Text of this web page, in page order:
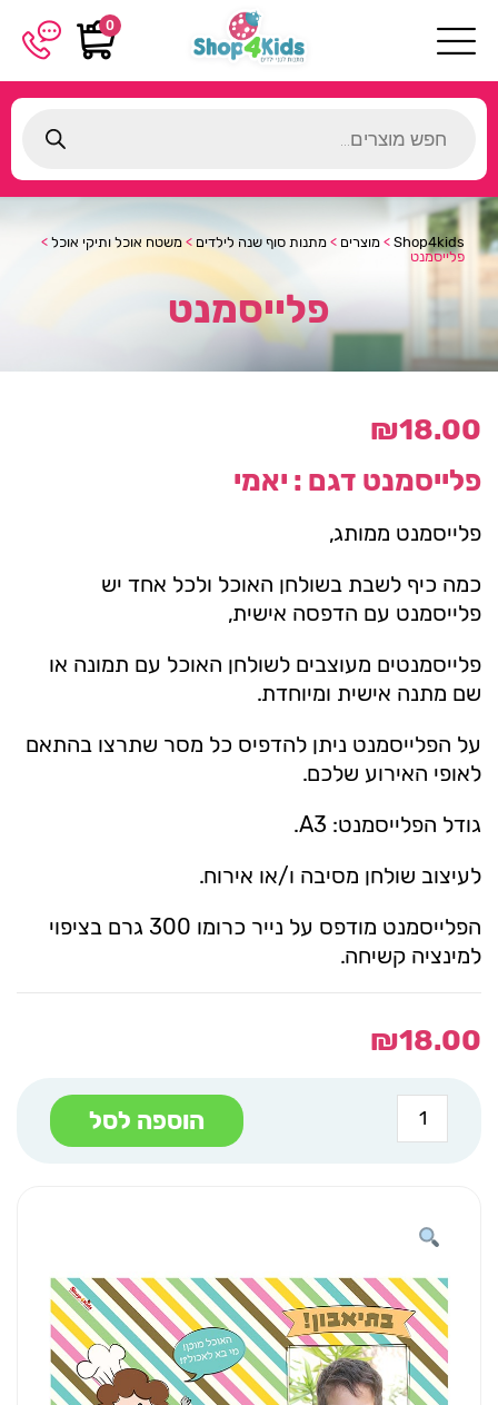
0
search
Shop4kids
> מוצרים > מתנות סוף שנה לילדים > משטח אוכל ותיקי אוכל >
פלייסמנט
פלייסמנט
₪18.00
פלייסמנט דגם : יאמי
פלייסמנט ממותג,
כמה כיף לשבת בשולחן האוכל ולכל אחד יש
פלייסמנט עם הדפסה אישית,
פלייסמנטים מעוצבים לשולחן האוכל עם תמונה או
שם מתנה אישית ומיוחדת.
על הפלייסמנט ניתן להדפיס כל מסר שתרצו בהתאם
לאופי האירוע שלכם.
גודל הפלייסמנט: A3.
לעיצוב שולחן מסיבה ו/או אירוח.
הפלייסמנט מודפס על נייר כרומו 300 גרם בציפוי
למינציה קשיחה.
₪18.00
כמות
של
פלייסמנט
הוספה לסל